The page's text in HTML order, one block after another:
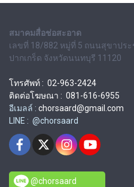
สมาคมสื่อช่อสะอาด
เลขที่ 18/882 หมู่ที่ 5 ถนนสุขาปร
ปากเกร็ด จังหวัดนนทบุรี 11120
โทรศัพท์ : 02-963-2424
ติดต่อโฆษณา : 081-616-6955
อีเมลล์ : chorsaard@gmail.com
LINE : @chorsaard
@chorsaard